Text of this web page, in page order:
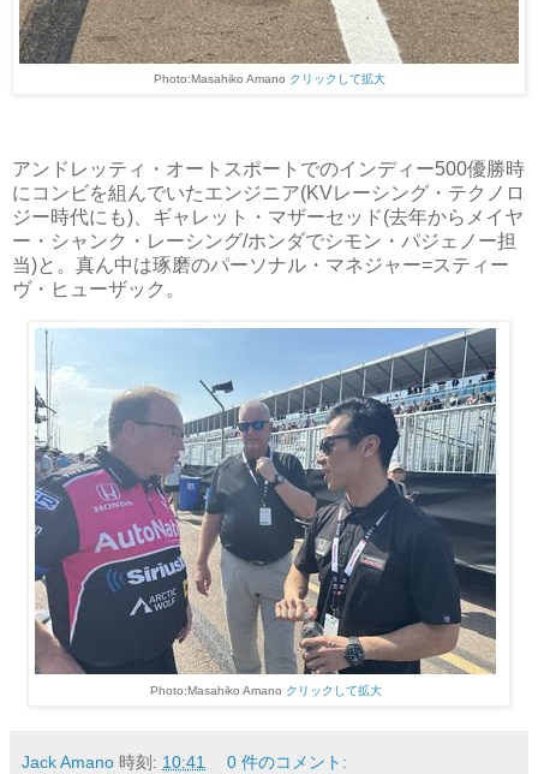
Photo:Masahiko Amano クリックして拡大
アンドレッティ・オートスポートでのインディー500優勝時
にコンビを組んでいたエンジニア(KVレーシング・テクノロ
ジー時代にも)、ギャレット・マザーセッド(去年からメイヤ
ー・シャンク・レーシング/ホンダでシモン・パジェノー担
当)と。真ん中は琢磨のパーソナル・マネジャー=スティー
ヴ・ヒューザック。
Photo:Masahiko Amano クリックして拡大
Jack Amano 時刻: 10:41 0 件のコメント: